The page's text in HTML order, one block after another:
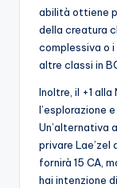
abilità ottiene
della creatura
complessiva o
altre classi in
Inoltre, il +1
l’esplorazione
Un’alternativa
privare Lae’zel
fornirà 15 CA,
hai intenzione